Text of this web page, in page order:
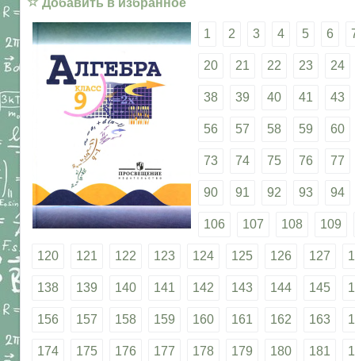
Добавить в избранное
1 2 3 4 5 6
20 21 22 23 24
38 39 40 41 43
56 57 58 59 60
73 74 75 76 77
90 91 92 93 94
106 107 108 109
120 121 122 123 124 125 126 127
138 139 140 141 142 143 144 145
156 157 158 159 160 161 162 163
174 175 176 177 178 179 180 181